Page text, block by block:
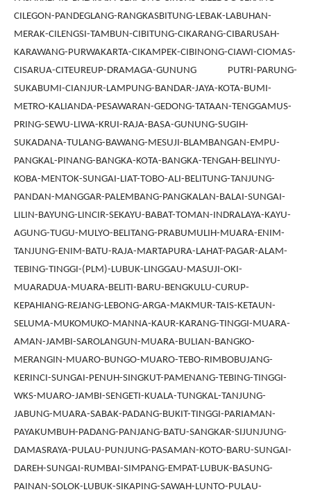
CILEGON-PANDEGLANG-RANGKASBITUNG-LEBAK-LABUHAN-
MERAK-CILENGSI-TAMBUN-CIBITUNG-CIKARANG-CIBARUSAH-
KARAWANG-PURWAKARTA-CIKAMPEK-CIBINONG-CIAWI-CIOMAS-
CISARUA-CITEUREUP-DRAMAGA-GUNUNG PUTRI-PARUNG-
SUKABUMI-CIANJUR-LAMPUNG-BANDAR-JAYA-KOTA-BUMI-
METRO-KALIANDA-PESAWARAN-GEDONG-TATAAN-TENGGAMUS-
PRING-SEWU-LIWA-KRUI-RAJA-BASA-GUNUNG-SUGIH-
SUKADANA-TULANG-BAWANG-MESUJI-BLAMBANGAN-EMPU-
PANGKAL-PINANG-BANGKA-KOTA-BANGKA-TENGAH-BELINYU-
KOBA-MENTOK-SUNGAI-LIAT-TOBO-ALI-BELITUNG-TANJUNG-
PANDAN-MANGGAR-PALEMBANG-PANGKALAN-BALAI-SUNGAI-
LILIN-BAYUNG-LINCIR-SEKAYU-BABAT-TOMAN-INDRALAYA-KAYU-
AGUNG-TUGU-MULYO-BELITANG-PRABUMULIH-MUARA-ENIM-
TANJUNG-ENIM-BATU-RAJA-MARTAPURA-LAHAT-PAGAR-ALAM-
TEBING-TINGGI-(PLM)-LUBUK-LINGGAU-MASUJI-OKI-
MUARADUA-MUARA-BELITI-BARU-BENGKULU-CURUP-
KEPAHIANG-REJANG-LEBONG-ARGA-MAKMUR-TAIS-KETAUN-
SELUMA-MUKOMUKO-MANNA-KAUR-KARANG-TINGGI-MUARA-
AMAN-JAMBI-SAROLANGUN-MUARA-BULIAN-BANGKO-
MERANGIN-MUARO-BUNGO-MUARO-TEBO-RIMBOBUJANG-
KERINCI-SUNGAI-PENUH-SINGKUT-PAMENANG-TEBING-TINGGI-
WKS-MUARO-JAMBI-SENGETI-KUALA-TUNGKAL-TANJUNG-
JABUNG-MUARA-SABAK-PADANG-BUKIT-TINGGI-PARIAMAN-
PAYAKUMBUH-PADANG-PANJANG-BATU-SANGKAR-SIJUNJUNG-
DAMASRAYA-PULAU-PUNJUNG-PASAMAN-KOTO-BARU-SUNGAI-
DAREH-SUNGAI-RUMBAI-SIMPANG-EMPAT-LUBUK-BASUNG-
PAINAN-SOLOK-LUBUK-SIKAPING-SAWAH-LUNTO-PULAU-